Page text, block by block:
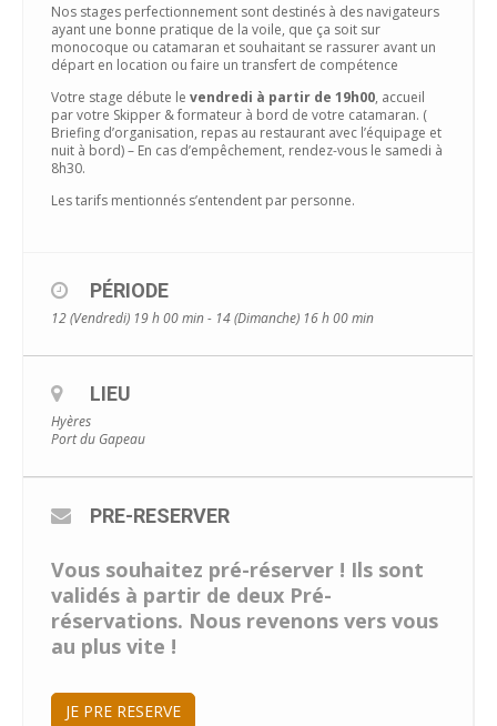
Nos stages perfectionnement sont destinés à des navigateurs
ayant une bonne pratique de la voile, que ça soit sur
monocoque ou catamaran et souhaitant se rassurer avant un
départ en location ou faire un transfert de compétence
Votre stage débute le vendredi à partir de 19h00, accueil
par votre Skipper & formateur à bord de votre catamaran. (
Briefing d’organisation, repas au restaurant avec l’équipage et
nuit à bord) – En cas d’empêchement, rendez-vous le samedi à
8h30.
Les tarifs mentionnés s’entendent par personne.
PÉRIODE
12 (Vendredi) 19 h 00 min - 14 (Dimanche) 16 h 00 min
LIEU
Hyères
Port du Gapeau
PRE-RESERVER
Vous souhaitez pré-réserver ! Ils sont
validés à partir de deux Pré-
réservations. Nous revenons vers vous
au plus vite !
JE PRE RESERVE